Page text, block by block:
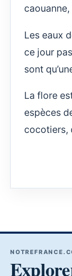
Les eaux
ce jour
sont
La flore
espèces
cocotiers,